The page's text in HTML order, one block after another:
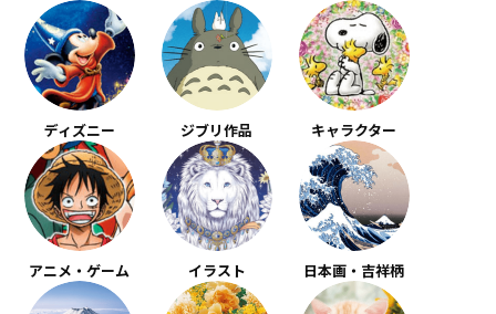
ディズニー ジブリ作品 キャラクター
アニメ・ゲーム イラスト 日本画・吉祥柄